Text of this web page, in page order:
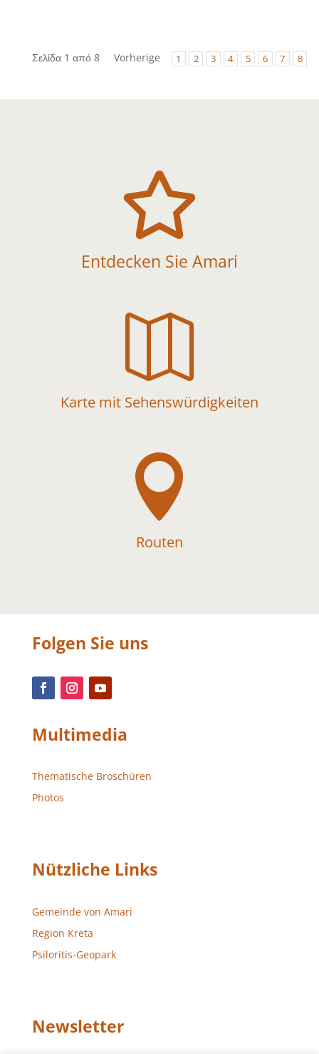
Σελίδα 1 από 8 Vorherige 1 2 3 4 5 6 7 8

Entdecken Sie Amari

Karte mit Sehenswürdigkeiten

Routen
Folgen Sie uns
Multimedia
Thematische Broschüren
Photos
Nützliche Links
Gemeinde von Amari
Region Kreta
Psiloritis-Geopark
Newsletter